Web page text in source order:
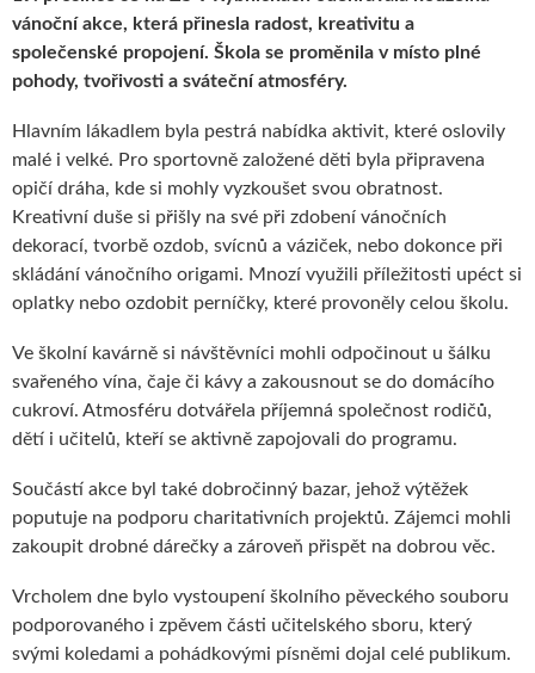
vánoční akce, která přinesla radost, kreativitu a
společenské propojení. Škola se proměnila v místo plné
pohody, tvořivosti a sváteční atmosféry.
Hlavním lákadlem byla pestrá nabídka aktivit, které oslovily
malé i velké. Pro sportovně založené děti byla připravena
opičí dráha, kde si mohly vyzkoušet svou obratnost.
Kreativní duše si přišly na své při zdobení vánočních
dekorací, tvorbě ozdob, svícnů a váziček, nebo dokonce při
skládání vánočního origami. Mnozí využili příležitosti upéct si
oplatky nebo ozdobit perníčky, které provoněly celou školu.
Ve školní kavárně si návštěvníci mohli odpočinout u šálku
svařeného vína, čaje či kávy a zakousnout se do domácího
cukroví. Atmosféru dotvářela příjemná společnost rodičů,
dětí i učitelů, kteří se aktivně zapojovali do programu.
Součástí akce byl také dobročinný bazar, jehož výtěžek
poputuje na podporu charitativních projektů. Zájemci mohli
zakoupit drobné dárečky a zároveň přispět na dobrou věc.
Vrcholem dne bylo vystoupení školního pěveckého souboru
podporovaného i zpěvem části učitelského sboru, který
svými koledami a pohádkovými písněmi dojal celé publikum.